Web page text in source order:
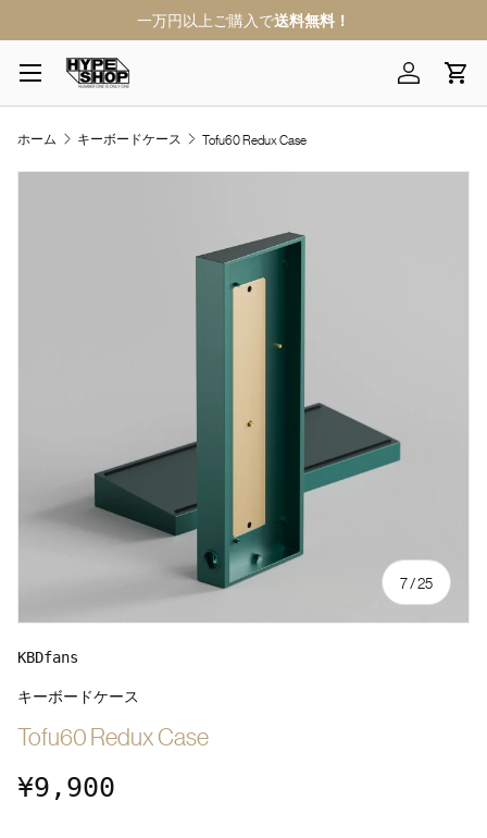
コンテンツへスキップ
一万円以上ご購入で送料無料！
ログインカ
メニュー
ホーム キーボードケース Tofu60 Redux Case
7/の
25
KBDfans
キーボードケース
Tofu60 Redux Case
定価
¥9,900